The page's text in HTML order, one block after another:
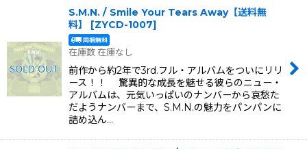
S.M.N. / Smile Your Tears Away【送料無
料】
[ZYCD-1007]
在庫数 在庫なし
前作から約2年で3rd.フル・アルバムをついにリリ
ース！！ 驚異的な成長を魅せる彼らのニュー・
アルバムは、元気いっぱいのナンバーから哀愁た
だようナンバーまで、S.M.N.の魅力をパンパンに
詰め込ん…